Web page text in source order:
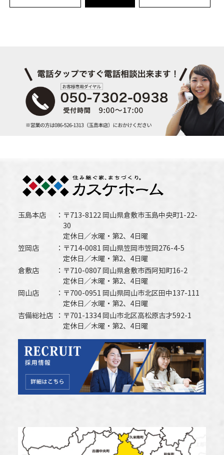
玉島本店
〒713-8122 岡山県倉敷市玉島中央町1-22-
30
定休日／水曜・第2、4日曜
笠岡店
〒714-0081 岡山県笠岡市笠岡276-4-5
定休日／木曜・第2、4日曜
倉敷店
〒710-0807 岡山県倉敷市西阿知町16-2
定休日／木曜・第2、4日曜
岡山店
〒700-0951 岡山県岡山市北区田中137-111
定休日／水曜・第2、4日曜
吉備総社店
〒701-1334 岡山市北区高松原古才592-1
定休日／木曜・第2、4日曜